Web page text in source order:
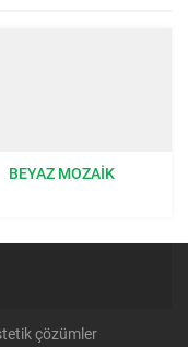
BEYAZ MOZAIK
çözümler